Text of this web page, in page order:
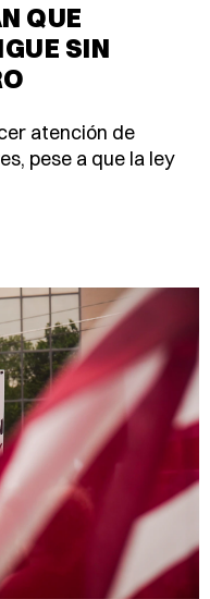
QUE
SIN
atención de
pese a que la ley